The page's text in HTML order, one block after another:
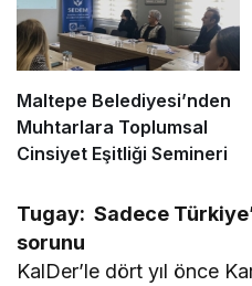
Maltepe Belediyesi’nden
Muhtarlara Toplumsal
Cinsiyet Eşitliği Semineri
Tugay: Sadece
sorunu
KalDer’le dört yıl önce